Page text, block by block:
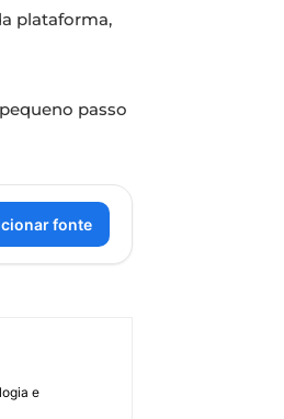
plataforma,
passo
fonte
e